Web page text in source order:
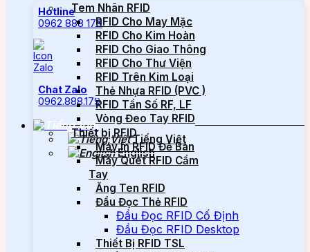
Hotline
0962 888 179
Chat Zalo
0962.888.179
Tiếng Việt
English
Tem Nhãn RFID
RFID Cho May Mặc
RFID Cho Kim Hoàn
RFID Cho Giao Thông
RFID Cho Thư Viện
RFID Trên Kim Loại
Thẻ Nhựa RFID (PVC )
RFID Tần Số RF, LF
Vòng Đeo Tay RFID
Thiết bị RFID
Máy In RFID Để Bàn
Máy Quét RFID Cầm
Tay
Ăng Ten RFID
Đầu Đọc Thẻ RFID
Đầu Đọc RFID Cố Định
Đầu Đọc RFID Desktop
Thiết Bị RFID TSL